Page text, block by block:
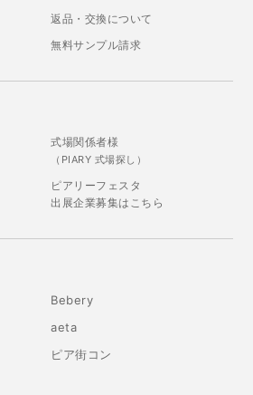
返品・交換について
無料サンプル請求
式場関係者様
（PIARY 式場探し）
ピアリーフェスタ
出展企業募集はこちら
Bebery
aeta
ピア街コン